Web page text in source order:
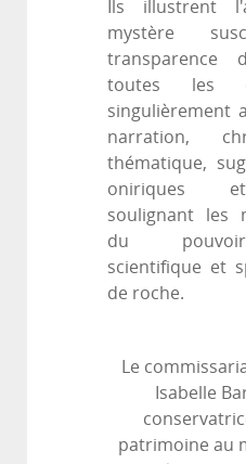
Ils illustrent
mystère
transparence
toutes les
singulièrement
narration,
thématique,
oniriques
soulignant les
du
scientifique et
de roche.
Le
Isabelle
patrimoine au